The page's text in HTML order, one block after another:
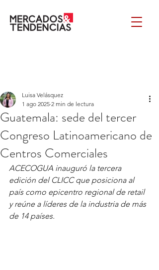
Guatemala: sede del tercer
Congreso Latinoamericano de
Centros Comerciales
Luisa Velásquez
1 ago 2025 2 min de lectura
ACECOGUA inauguró la tercera
edición del CLICC que posiciona al
país como epicentro regional de retail
y reúne a líderes de la industria de más
de 14 países.